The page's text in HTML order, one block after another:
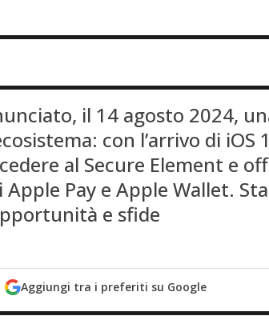
il 14 agosto 2024,
con l’arrivo di iOS
al Secure Element e
Pay e Apple Wallet.
e sfide
Aggiungi tra i preferiti su Google